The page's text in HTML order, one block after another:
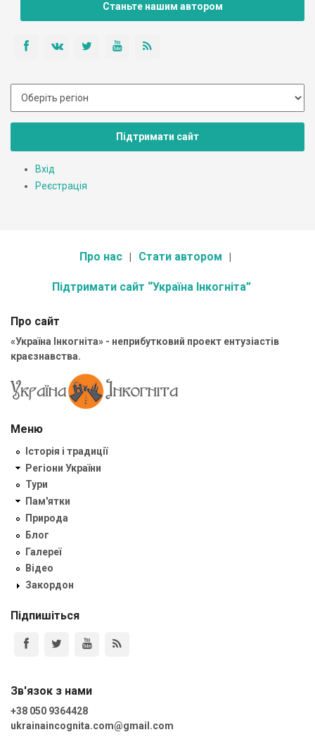
Станьте нашим автором
Підтримати сайт
Вхід
Реєстрація
Про нас Стати автором
Підтримати сайт “Україна Інкогніта”
Про сайт
«Україна Інкогніта» - неприбутковий проект ентузіастів
краєзнавства.
Меню
Історія і традиції
Регіони України
Тури
Пам'ятки
Природа
Блог
Галереї
Відео
Закордон
Підпишіться
Зв'язок з нами
+38 050 9364428
ukrainaincognita.com@gmail.com